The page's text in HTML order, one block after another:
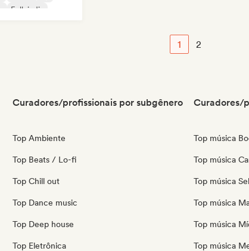
Folk indie
1 2
Curadores/profissionais por subgênero
Top Ambiente
Top Beats / Lo-fi
Top Chill out
Top Dance music
Top Deep house
Top Eletrônica
Curadores/
Top música
Top música
Top música
Top música
Top música
Top música